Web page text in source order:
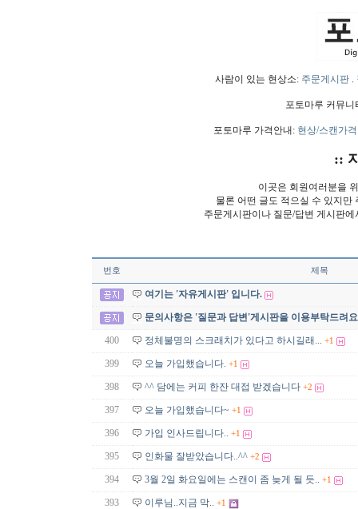
사람이 있는 현상소: 주문게시판.
포토마루 커뮤
포토마루 가격안내: 현상/스캔가격
::
이곳은 회원여러분을
물론 어떤 글도 적으실 수 있지만
주문게시판이나 질문/답변 게시판
번호 제목
여기는 '자유게시판' 입니다.
문의사항은 '질문과 답변'게시판을 이용부탁드려
400 정체불명의 스크래치가 있다고 하시길래... +1
399 오늘 가입했습니다. +1
398 ^^ 담에는 커피 한잔 대접 받겠습니다 +2
397 오늘 가입했습니다~ +1
396 가입 인사드립니다.. +1
395 인화물 잘받았습니다..^^ +2
394 3월 2일 화요일에는 스캔이 좀 늦게 될 듯.. +1
393 이루님..지금 막.. +1